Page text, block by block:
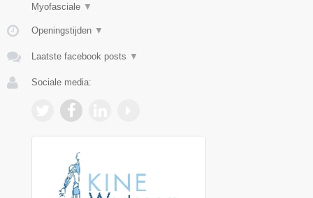
Myofasciale ▼
Openingstijden ▼
Laatste facebook posts ▼
Sociale media: